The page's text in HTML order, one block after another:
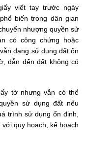
viết tay trước ngày
biến trong dân gian
nhượng quyền sử
có công chứng hoặc
đang sử dụng đất ổn
dẫn đến đất không có
tờ nhưng vẫn có thể
sử dụng đất nếu
trình sử dụng ổn định,
quy hoạch, kế hoạch